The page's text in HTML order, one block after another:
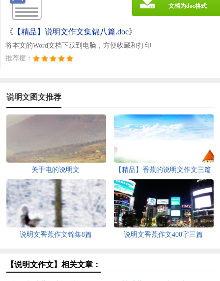
《【精品】说明文作文集锦八篇.doc》
将本文的Word文档下载到电脑，方便收藏和打印
推荐度：
文档为doc格式
说明文图文推荐
关于电的说明文 【精品】香蕉的说明文作文三篇
说明文香蕉作文锦集8篇 说明文香蕉作文400字三篇
【说明文作文】相关文章：